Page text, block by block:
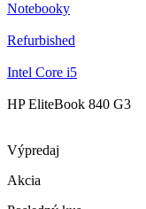
Notebooky
Refurbished
Intel Core i5
HP EliteBook 840 G3
Výpredaj
Akcia